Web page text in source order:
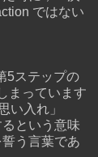
ではない
5ステップの
まっています
い入れ」
という意味
う言葉であ